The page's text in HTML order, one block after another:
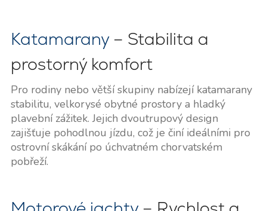
Katamarany– Stabilita a
prostorný komfort
Pro rodiny nebo větší skupiny nabízejí katamarany
stabilitu, velkorysé obytné prostory a hladký
plavební zážitek. Jejich dvoutrupový design
zajišťuje pohodlnou jízdu, což je činí ideálními pro
ostrovní skákání po úchvatném chorvatském
pobřeží.